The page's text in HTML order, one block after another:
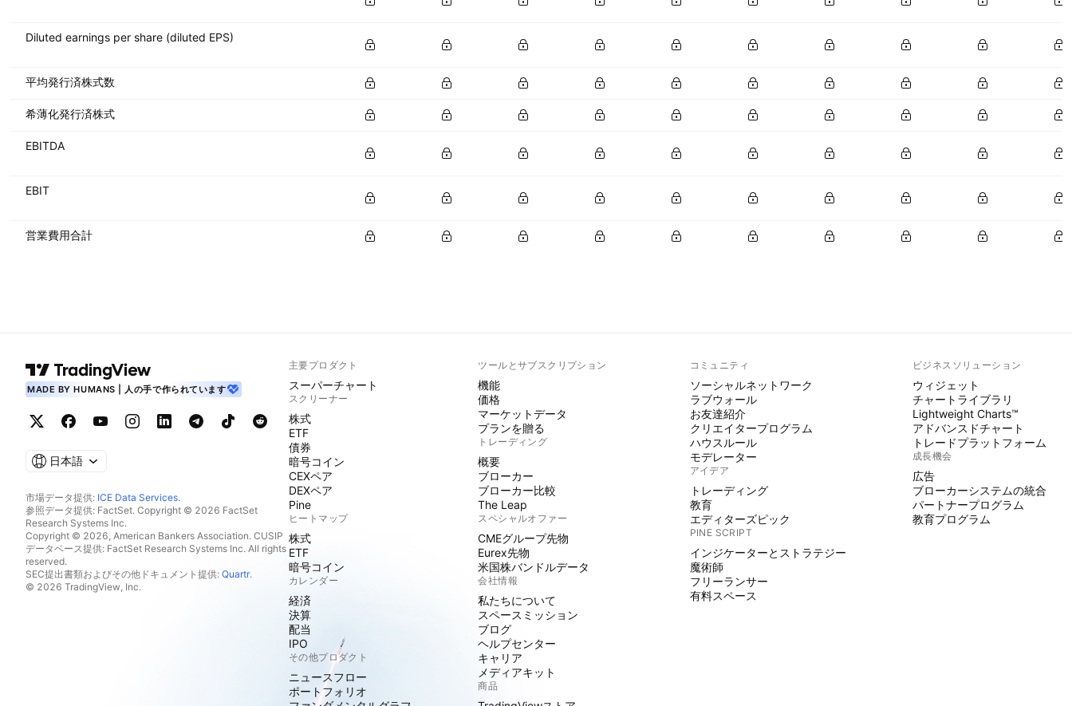
Diluted earnings per share (diluted EPS)
平均発行済株式数
希薄化発行済株式
EBITDA
EBIT
営業費用合計
MADE BY HUMANS | 人の手で作られています
日本語
市場データ提供: ICE Data Services.
参照データ提供: FactSet. Copyright © 2026 FactSet
Research Systems Inc.
Copyright © 2026, American Bankers Association. CUSIP
データベース提供: FactSet Research Systems Inc. All rights
reserved.
SEC提出書類およびその他ドキュメント提供: Quartr.
© 2026 TradingView, Inc.
主要プロダクト
スーパーチャート
スクリーナー
株式
ETF
債券
暗号コイン
CEXペア
DEXペア
Pine
ヒートマップ
株式
ETF
暗号コイン
カレンダー
経済
決算
配当
IPO
その他プロダクト
ニュースフロー
ポートフォリオ
ツールとサブスクリプション
機能
価格
マーケットデータ
プランを贈る
トレーディング
概要
ブローカー
ブローカー比較
The Leap
スペシャルオファー
CMEグループ先物
Eurex先物
米国株バンドルデータ
会社情報
私たちについて
スペースミッション
ブログ
ヘルプセンター
キャリア
メディアキット
商品
コミュニティ
ソーシャルネットワーク
ラブウォール
お友達紹介
クリエイタープログラム
ハウスルール
モデレーター
アイデア
トレーディング
教育
エディターズピック
PINE SCRIPT
インジケーターとストラテジー
魔術師
フリーランサー
有料スペース
ビジネスソリューション
ウィジェット
チャートライブラリ
Lightweight Charts™
アドバンスドチャート
トレードプラットフォーム
成長機会
広告
ブローカーシステムの統合
パートナープログラム
教育プログラム